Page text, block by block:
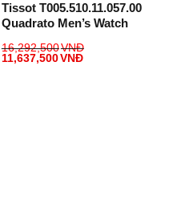
Tissot T005.510.11.057.00
Quadrato Men’s Watch
16,292,500VNĐ
11,637,500VNĐ